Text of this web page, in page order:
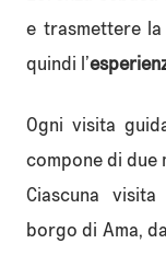
e trasmettere
quindi l’
Ogni visita
compone di due
Ciascuna
borgo di Ama,